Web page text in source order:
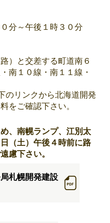
分～午後１時３０分
）と交差する町道南６
南１０線・南１１線・
のリンクから北海道開発
をご確認下さい。
、南幌ランプ、江別太
（土）午後４時前に路
慮下さい。
札幌開発建設